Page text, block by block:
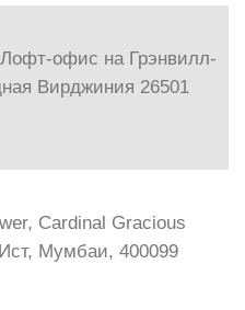
офис на Грэнвилл-
Вирджиния 26501
Cardinal Gracious
Мумбаи, 400099